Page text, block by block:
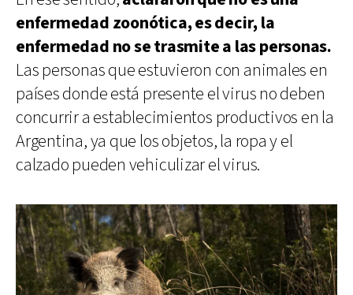
enfermedad zoonótica, es decir, la
enfermedad no se trasmite a las personas.
Las personas que estuvieron con animales en
países donde está presente el virus no deben
concurrir a establecimientos productivos en la
Argentina, ya que los objetos, la ropa y el
calzado pueden vehiculizar el virus.